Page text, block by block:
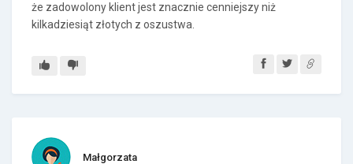
że zadowolony klient jest znacznie cenniejszy niż
kilkadziesiąt złotych z oszustwa.
Małgorzata